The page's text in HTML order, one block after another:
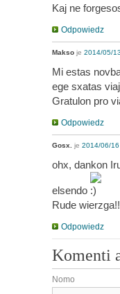
Kaj ne
Odpowiedz
Makso je 2014/05/
Mi estas
ege sxatas
Gratulon pro
Odpowiedz
Gosx. je 2014/06/
ohx, dankon
elsendo
Rude wierzga!!
Odpowiedz
Komenti
Nomo